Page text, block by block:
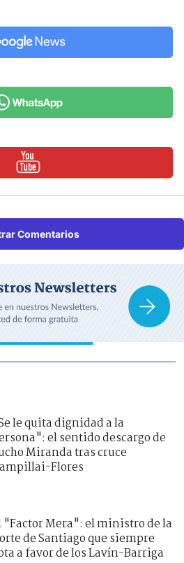
Comentarios
le quita dignidad a la
el sentido descargo de
Miranda tras cruce
Flores
"Factor Mera": el ministro de la
de Santiago que siempre
a favor de los Lavín-Barriga